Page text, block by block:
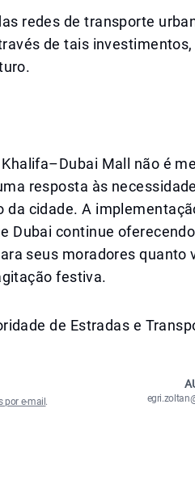
redes de transporte
de tais investimentos,
Mall não é
resposta às
cidade. A
Dubai continue
seus moradores quanto
festiva.
de Estradas e
por e-mail .